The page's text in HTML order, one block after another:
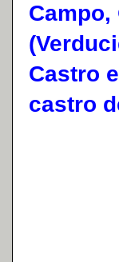
Campo,
Castro
castro